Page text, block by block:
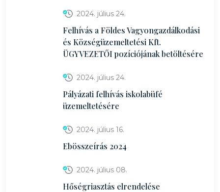
2024. július 24.
Felhívás a Földes Vagyongazdálkodási
és Községüzemeltetési Kft.
ÜGYVEZETŐI pozíciójának betöltésére
2024. július 24.
Pályázati felhívás iskolabüfé
üzemeltetésére
2024. július 16.
Ebösszeírás 2024
2024. július 08.
Hőségriasztás elrendelése